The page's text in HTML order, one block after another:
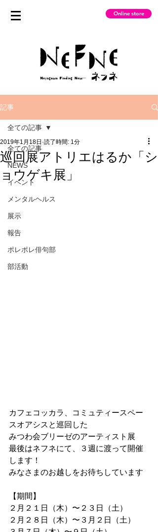
Online store
記事
全ての記事
NEWS
イベント
メンタルヘルス
展示
報告
ポレポレ俳句部
部活動
全ての記事
巡回展アトリエはるか「シ
ョウゲキ展」
2019年1月18日 読了時間: 1分
カフェコッカラ、コミュティースペー
スオアシスと巡回した
みつわ会ブリーゼのアーティスト展
最後はネフネにて、３週に渡って開催
します！
みなさまのお越しをお待ちしています
【期間】
２月２１日（木）〜２３日（土）
２月２８日（木）〜３月２日（土）